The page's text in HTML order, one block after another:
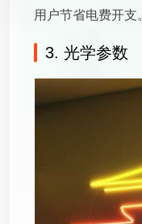
用户节省电费开支。
3. 光学参数